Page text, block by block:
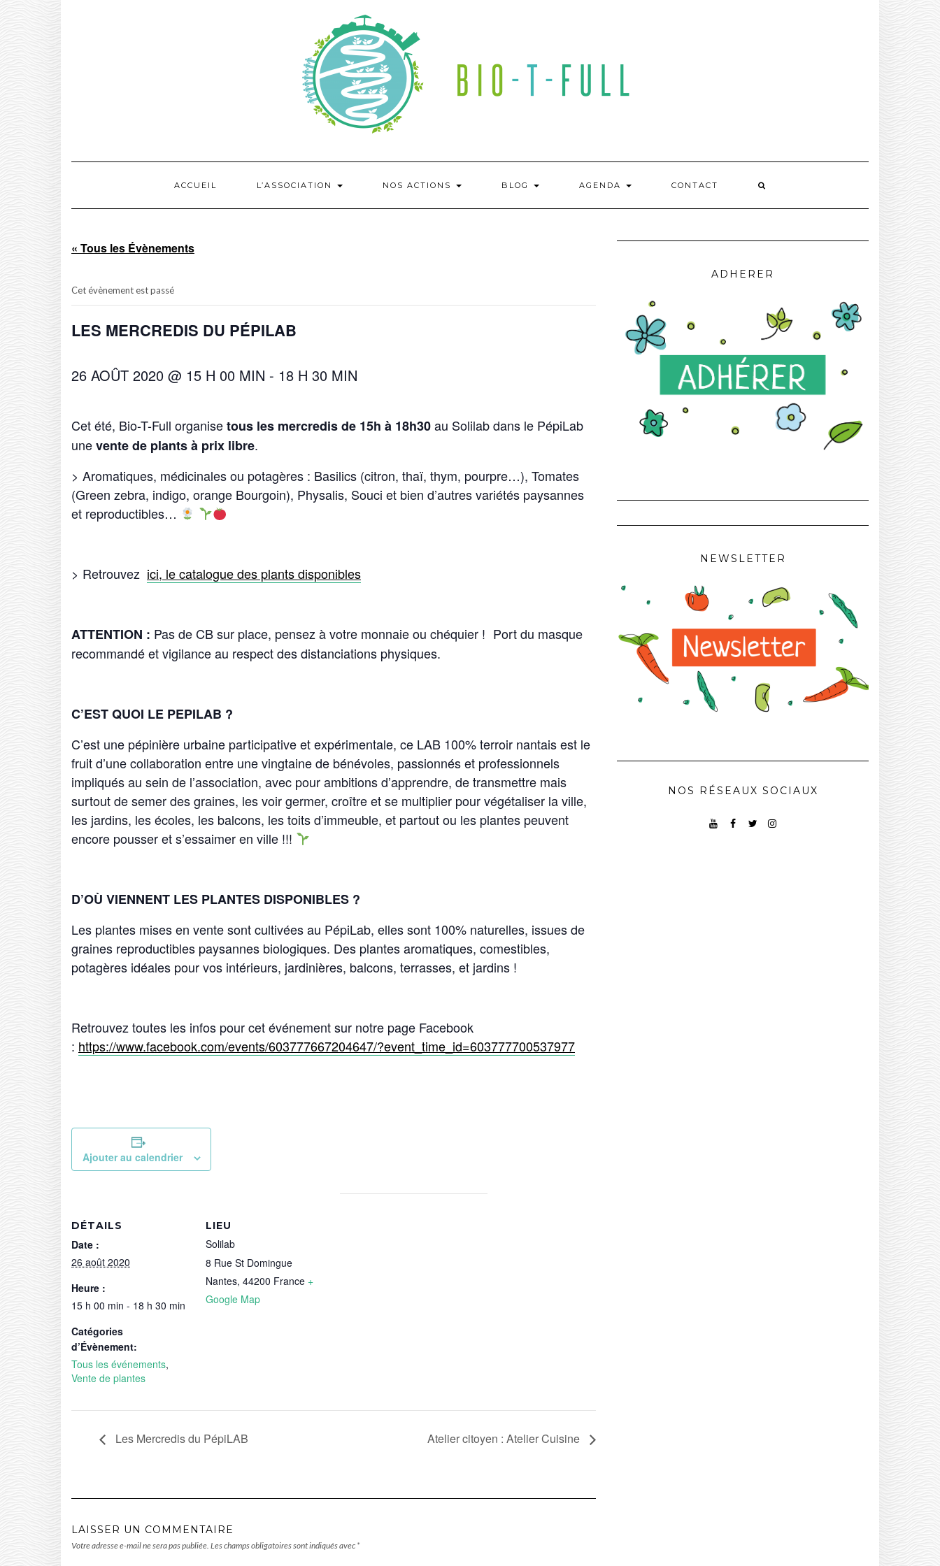
ACCUEIL L’ASSOCIATION NOS ACTIONS BLOG AGENDA CONTACT
« Tous les Évènements
Cet évènement est passé
LES MERCREDIS DU PÉPILAB
26 AOÛT 2020 @ 15 H 00 MIN - 18 H 30 MIN
Cet été, Bio-T-Full organisetous les mercredis de 15h à 18h30au Solilab dans le PépiLab
unevente de plants à prix libre.
> Aromatiques, médicinales ou potagères : Basilics (citron, thaï, thym, pourpre…), Tomates
(Green zebra, indigo, orange Bourgoin), Physalis, Souci et bien d’autres variétés paysannes
et reproductibles…
> Retrouvez ici, le catalogue des plants disponibles
ATTENTION : Pas de CB sur place, pensez à votre monnaie ou chéquier ! Port du masque
recommandé et vigilance au respect des distanciations physiques.
C’EST QUOI LE PEPILAB ?
C’est une pépinière urbaine participative et expérimentale, ce LAB 100% terroir nantais est le
fruit d’une collaboration entre une vingtaine de bénévoles, passionnés et professionnels
impliqués au sein de l’association, avec pour ambitions d’apprendre, de transmettre mais
surtout de semer des graines, les voir germer, croître et se multiplier pour végétaliser la ville,
les jardins, les écoles, les balcons, les toits d’immeuble, et partout ou les plantes peuvent
encore pousser et s’essaimer en ville !!!
D’OÙ VIENNENT LES PLANTES DISPONIBLES ?
Les plantes mises en vente sont cultivées au PépiLab, elles sont 100% naturelles, issues de
graines reproductibles paysannes biologiques. Des plantes aromatiques, comestibles,
potagères idéales pour vos intérieurs, jardinières, balcons, terrasses, et jardins !
Retrouvez toutes les infos pour cet événement sur notre page Facebook
: https://www.facebook.com/events/603777667204647/?event_time_id=603777700537977
Ajouter au calendrier
DÉTAILS
Date :
26 août 2020
Heure :
15 h 00 min - 18 h 30 min
Catégories
d’Évènement:
Tous les événements,
Vente de plantes
LIEU
Solilab
8 Rue St Domingue
Nantes, 44200 France +
Google Map
Les Mercredis du PépiLAB Atelier citoyen : Atelier Cuisine
LAISSER UN COMMENTAIRE
Votre adresse e-mail ne sera pas publiée. Les champs obligatoires sont indiqués avec *
ADHERER
NEWSLETTER
NOS RÉSEAUX SOCIAUX